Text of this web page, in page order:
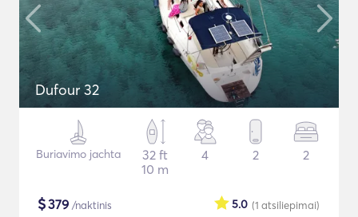
Dufour 32
Buriavimo jachta
32 ft
10 m
4 2 2
$379 /naktinis (1 atsiliepimai)
5.0